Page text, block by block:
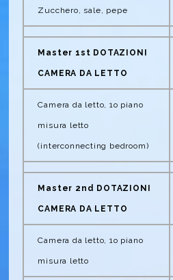
Zucchero, sale, pepe
Master 1st DOTAZIONI
CAMERA DA LETTO
Camera da letto, 1o piano
misura letto
(interconnecting bedroom)
Master 2nd DOTAZIONI
CAMERA DA LETTO
Camera da letto, 1o piano
misura letto